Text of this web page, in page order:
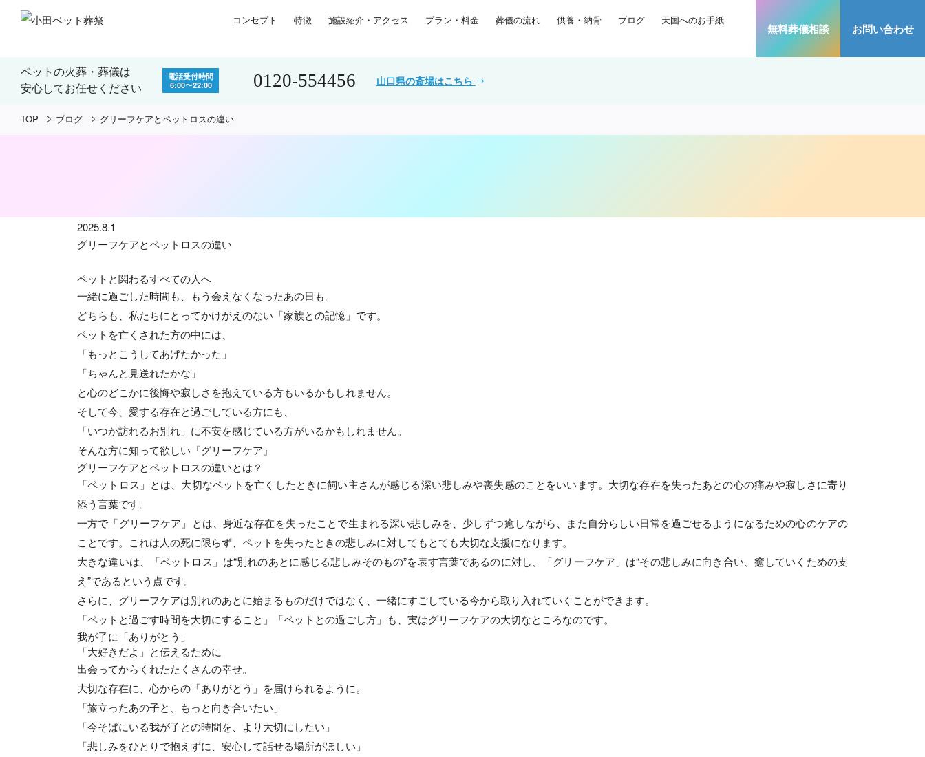
コンセプト 特徴 施設紹介・アクセス プラン・料金 葬儀の流れ 供養・納骨 ブログ 天国へのお手紙
無料葬儀相談 お問い合わせ
ペットの火葬・葬儀は
安心してお任せください
電話受付時間
6:00〜22:00
0120-554456 山口県の斎場はこちら
TOP ブログ グリーフケアとペットロスの違い
2025.8.1
グリーフケアとペットロスの違い
ペットと関わるすべての人へ
一緒に過ごした時間も、もう会えなくなったあの日も。
どちらも、私たちにとってかけがえのない「家族との記憶」です。
ペットを亡くされた方の中には、
「もっとこうしてあげたかった」
「ちゃんと見送れたかな」
と心のどこかに後悔や寂しさを抱えている方もいるかもしれません。
そして今、愛する存在と過ごしている方にも、
「いつか訪れるお別れ」に不安を感じている方がいるかもしれません。
そんな方に知って欲しい『グリーフケア』
グリーフケアとペットロスの違いとは？
「ペットロス」とは、大切なペットを亡くしたときに飼い主さんが感じる深い悲しみや喪失感のことをいいます。大切な存在を失ったあとの心の痛みや寂しさに寄り
添う言葉です。
一方で「グリーフケア」とは、身近な存在を失ったことで生まれる深い悲しみを、少しずつ癒しながら、また自分らしい日常を過ごせるようになるための心のケアの
ことです。これは人の死に限らず、ペットを失ったときの悲しみに対してもとても大切な支援になります。
大きな違いは、「ペットロス」は“別れのあとに感じる悲しみそのもの”を表す言葉であるのに対し、「グリーフケア」は“その悲しみに向き合い、癒していくための支
え”であるという点です。
さらに、グリーフケアは別れのあとに始まるものだけではなく、一緒にすごしている今から取り入れていくことができます。
「ペットと過ごす時間を大切にすること」「ペットとの過ごし方」も、実はグリーフケアの大切なところなのです。
我が子に「ありがとう」
「大好きだよ」と伝えるために
出会ってからくれたたくさんの幸せ。
大切な存在に、心からの「ありがとう」を届けられるように。
「旅立ったあの子と、もっと向き合いたい」
「今そばにいる我が子との時間を、より大切にしたい」
「悲しみをひとりで抱えずに、安心して話せる場所がほしい」